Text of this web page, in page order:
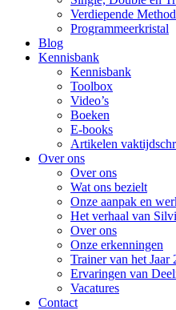
Verdiepende
Programmeerkristal
Blog
Kennisbank
Kennisbank
Toolbox
Video’s
Boeken
E-books
Artikelen
Over ons
Over ons
Wat ons bezielt
Onze aanpak en
Het verhaal van
Over ons
Onze erkenningen
Trainer van het Jaar
Ervaringen van
Vacatures
Contact